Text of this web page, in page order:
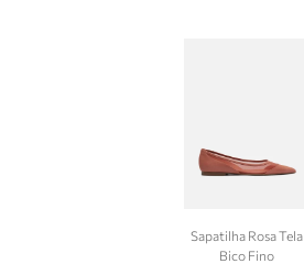
Sapatilha Rosa Tela
Bico Fino